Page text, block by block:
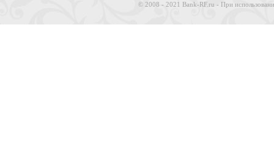
© 2008 - 2021 Bank-RF.ru - При